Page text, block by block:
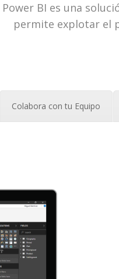
Power BI es una
permite explotar el
Colabora con tu Equipo